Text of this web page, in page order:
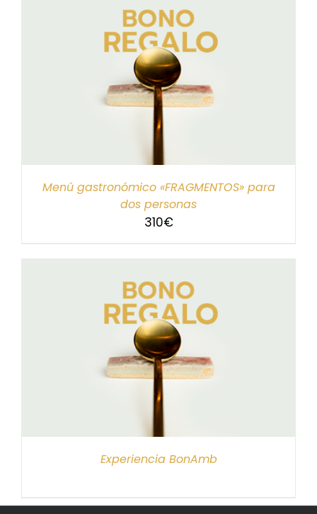
Menú gastronómico «FRAGMENTOS» para
dos personas
310€
Experiencia BonAmb